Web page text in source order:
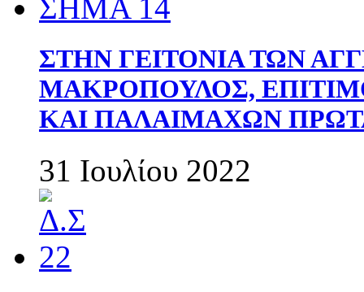
ΣΤΗΝ ΓΕΙΤΟΝΙΑ ΤΩΝ
ΜΑΚΡΟΠΟΥΛΟΣ,
ΚΑΙ ΠΑΛΑΙΜΑΧΩΝ
31 Ιουλίου 2022